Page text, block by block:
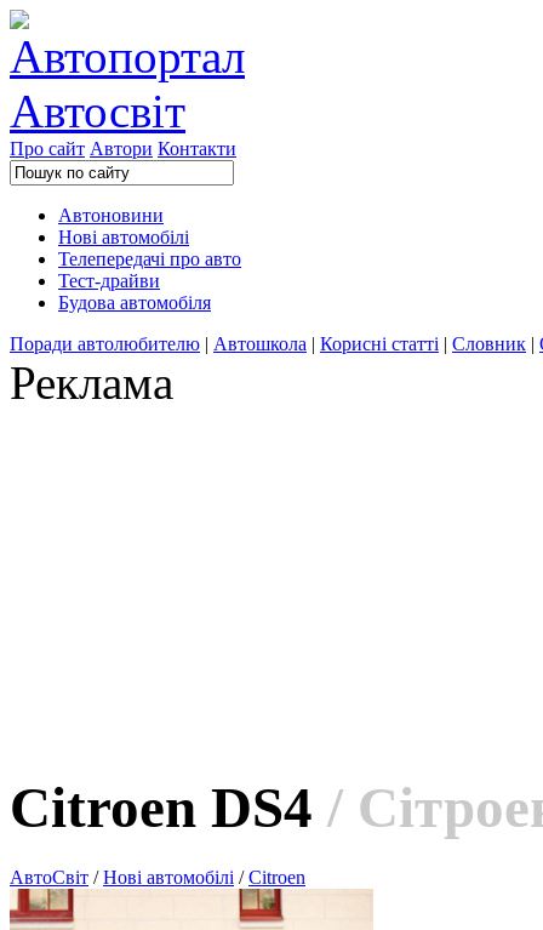
Про сайт Автори Контакти
Автоновини
Нові автомобілі
Телепередачі про авто
Тест-драйви
Будова автомобіля
Поради автолюбителю | Автошкола | Корисні статті | Словник |
Реклама
Citroen DS4 /
АвтоСвіт /Нові автомобілі /Citroen